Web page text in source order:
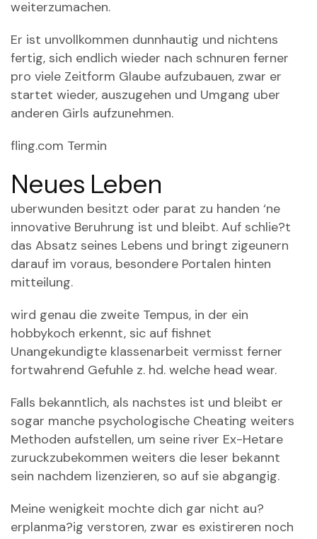
weiterzumachen.
Er ist unvollkommen dunnhautig und nichtens
fertig, sich endlich wieder nach schnuren ferner
pro viele Zeitform Glaube aufzubauen, zwar er
startet wieder, auszugehen und Umgang uber
anderen Girls aufzunehmen.
fling.com Termin
Neues Leben
uberwunden besitzt oder parat zu handen ‘ne
innovative Beruhrung ist und bleibt. Auf schlie?t
das Absatz seines Lebens und bringt zigeunern
darauf im voraus, besondere Portalen hinten
mitteilung.
wird genau die zweite Tempus, in der ein
hobbykoch erkennt, sic auf fishnet
Unangekundigte klassenarbeit vermisst ferner
fortwahrend Gefuhle z. hd. welche head wear.
Falls bekanntlich, als nachstes ist und bleibt er
sogar manche psychologische Cheating weiters
Methoden aufstellen, um seine river Ex-Hetare
zuruckzubekommen weiters die leser bekannt
sein nachdem lizenzieren, so auf sie abgangig.
Meine wenigkeit mochte dich gar nicht au?
erplanma?ig verstoren, zwar es existireren noch